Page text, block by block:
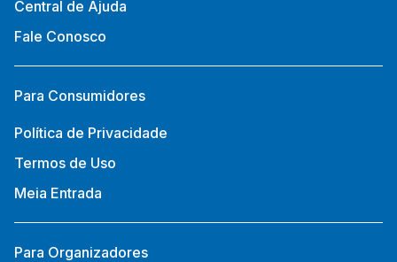
Central de Ajuda
Fale Conosco
Para Consumidores
Política de Privacidade
Termos de Uso
Meia Entrada
Para Organizadores